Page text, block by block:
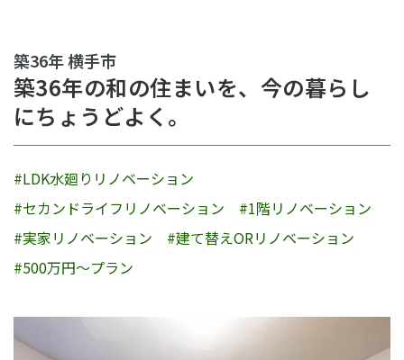
築36年 横手市
築36年の和の住まいを、今の暮らし
にちょうどよく。
#LDK水廻りリノベーション
#セカンドライフリノベーション
#1階リノベーション
#実家リノベーション
#建て替えORリノベーション
#500万円〜プラン